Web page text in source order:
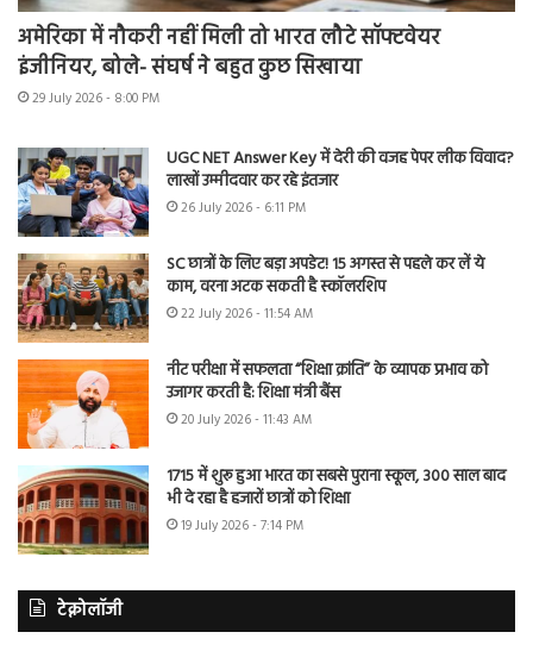
अमेरिका में नौकरी नहीं मिली तो भारत लौटे सॉफ्टवेयर
इंजीनियर, बोले- संघर्ष ने बहुत कुछ सिखाया
29 July 2026 - 8:00 PM
UGC NET Answer Key में देरी की वजह पेपर लीक विवाद?
लाखों उम्मीदवार कर रहे इंतजार
26 July 2026 - 6:11 PM
SC छात्रों के लिए बड़ा अपडेट! 15 अगस्त से पहले कर लें ये
काम, वरना अटक सकती है स्कॉलरशिप
22 July 2026 - 11:54 AM
नीट परीक्षा में सफलता “शिक्षा क्रांति” के व्यापक प्रभाव को
उजागर करती है: शिक्षा मंत्री बैंस
20 July 2026 - 11:43 AM
1715 में शुरू हुआ भारत का सबसे पुराना स्कूल, 300 साल बाद
भी दे रहा है हजारों छात्रों को शिक्षा
19 July 2026 - 7:14 PM
टेक्नोलॉजी